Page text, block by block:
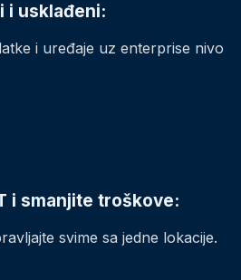
i usklađeni:
i uređaje uz enterprise nivo
i smanjite troškove:
svime sa jedne lokacije.